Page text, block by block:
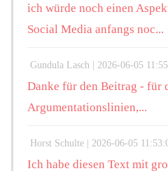
ich würde noch einen
Social Media anfangs noc...
Gundula Lasch | 2026-06-05
Danke für den Beitrag - für
Argumentationslinien,...
Horst Schulte | 2026-06-05
Ich habe diesen Text mit